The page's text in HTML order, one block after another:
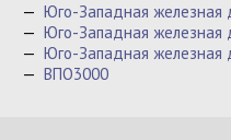
— Юго-Западная
— Юго-Западная железная
— Юго-Западная
— ВПО3000